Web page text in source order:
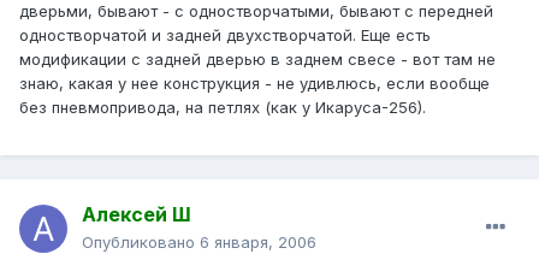
дверьми, бывают - с одностворчатыми, бывают с передней
одностворчатой и задней двухстворчатой. Еще есть
модификации с задней дверью в заднем свесе - вот там не
знаю, какая у нее конструкция - не удивлюсь, если вообще
без пневмопривода, на петлях (как у Икаруса-256).
Алексей Ш
Опубликовано 6 января, 2006